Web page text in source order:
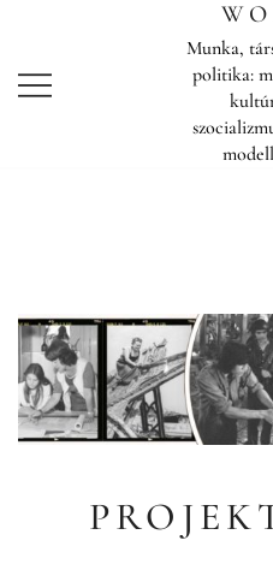
Munka,
politika: